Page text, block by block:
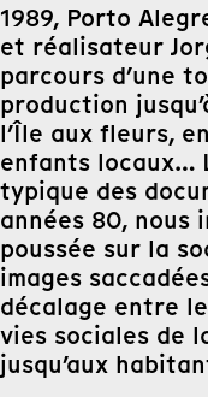
1989, Porto
et réalisateur
parcours d’une
production
l’Île aux fleurs,
enfants locaux…
typique des
années 80, nous
poussée sur la
images
décalage entre
vies sociales de
jusqu’aux